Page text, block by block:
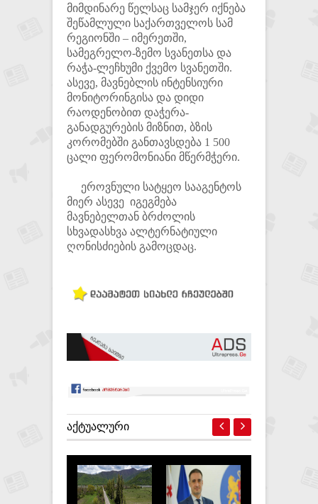
მიმდინარე წელსაც სამჯერ იქნება
შეწამლული საქართველოს სამ
რეგიონში – იმერეთში,
სამეგრელო-ზემო სვანეთსა და
რაჭა-ლეჩხუმი ქვემო სვანეთში.
ასევე, მავნებლის ინტენსიური
მონიტორინგისა და დიდი
რაოდენობით დაჭერა-
განადგურების მიზნით, ბზის
კორომებში განთავსდება 1 500
ცალი ფერომონიანი მწერმჭერი.
ეროვნული სატყეო სააგენტოს
მიერ ასევე იგეგმება
მავნებელთან ბრძოლის
სხვადასხვა ალტერნატიული
ღონისძიების გამოცდაც.
ᲐᲥᲢᲣᲐᲚᲣᲠᲘ